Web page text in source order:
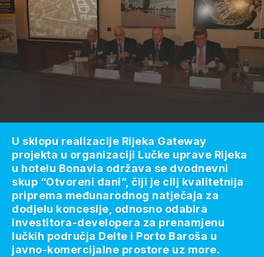
U sklopu realizacije Rijeka Gateway
projekta u organizaciji Lučke uprave Rijeka
u hotelu Bonavia održava se dvodnevni
skup “Otvoreni dani”, čiji je cilj kvalitetnija
priprema međunarodnog natječaja za
dodjelu koncesije, odnosno odabira
investitora-developera za prenamjenu
lučkih područja Delte i Porto Baroša u
javno-komercijalne prostore uz more.